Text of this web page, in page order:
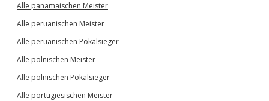
Alle panamaischen Meister
Alle peruanischen Meister
Alle peruanischen Pokalsieger
Alle polnischen Meister
Alle polnischen Pokalsieger
Alle portugiesischen Meister